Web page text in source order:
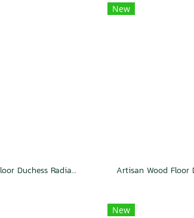
Artisan Wood Floor Duchess Radiance
New
New